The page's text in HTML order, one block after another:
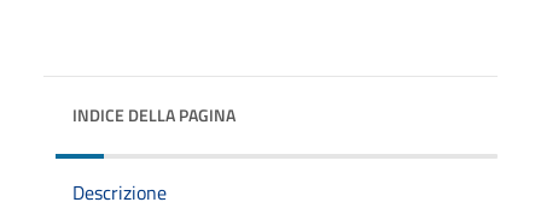
INDICE DELLA PAGINA
Descrizione